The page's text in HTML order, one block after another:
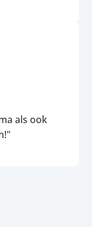
als ook